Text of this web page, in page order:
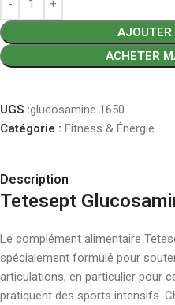
AJOUTER
ACHETER
UGS :glucosamine 1650
Catégorie : Fitness & Énergie
Description
Tetesept
Le complément alimentaire
spécialement formulé pour
articulations, en particulier pour
pratiquent des sports intensifs.